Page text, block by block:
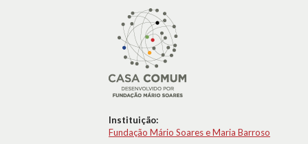
Instituição:
Fundação Mário Soares e Maria Barroso